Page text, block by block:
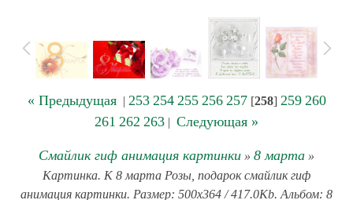
« Предыдущая| 253 254 255 256 257[258] 259 260
261 262 263 | Следующая »
Смайлик гиф анимация картинки » 8 марта »
Картинка. К 8 марта Розы, подарок смайлик гиф
анимация картинки. Размер: 500x364 / 417.0Kb. Альбом: 8